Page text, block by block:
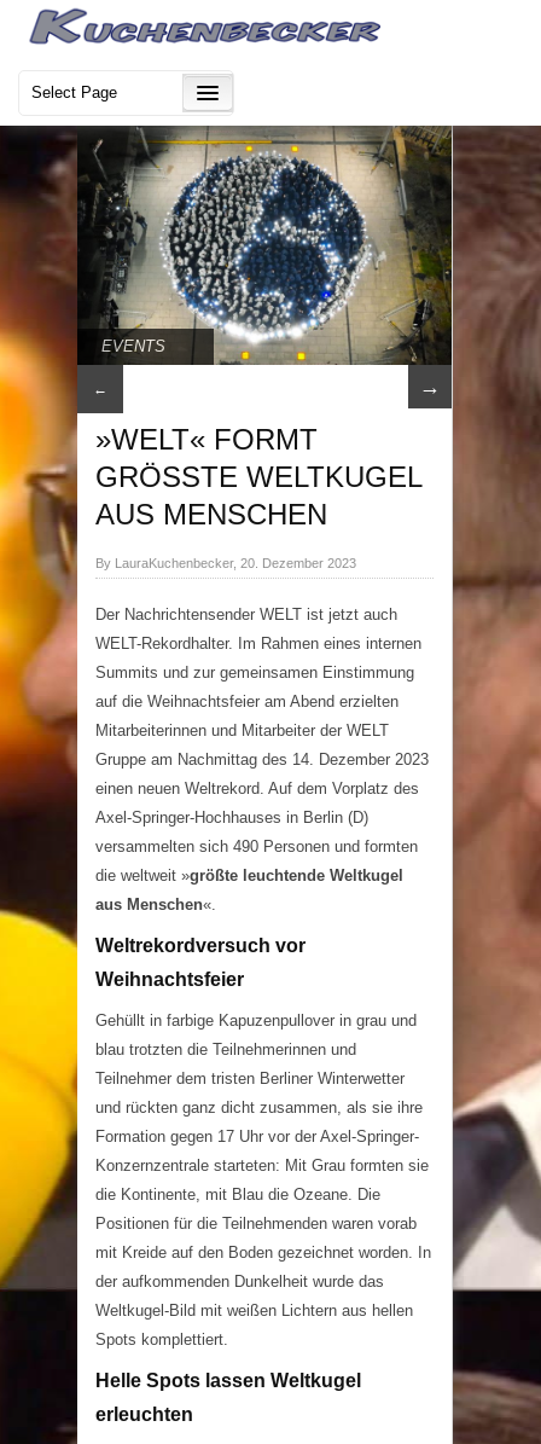
EVENTS
← →
»WELT« FORMT
GRÖSSTE WELTKUGEL
AUS MENSCHEN
By LauraKuchenbecker, 20. Dezember 2023
Der Nachrichtensender WELT ist jetzt auch
WELT-Rekordhalter. Im Rahmen eines internen
Summits und zur gemeinsamen Einstimmung
auf die Weihnachtsfeier am Abend erzielten
Mitarbeiterinnen und Mitarbeiter der WELT
Gruppe am Nachmittag des 14. Dezember 2023
einen neuen Weltrekord. Auf dem Vorplatz des
Axel-Springer-Hochhauses in Berlin (D)
versammelten sich 490 Personen und formten
die weltweit »größte leuchtende Weltkugel
aus Menschen«.
Weltrekordversuch vor
Weihnachtsfeier
Gehüllt in farbige Kapuzenpullover in grau und
blau trotzten die Teilnehmerinnen und
Teilnehmer dem tristen Berliner Winterwetter
und rückten ganz dicht zusammen, als sie ihre
Formation gegen 17 Uhr vor der Axel-Springer-
Konzernzentrale starteten: Mit Grau formten sie
die Kontinente, mit Blau die Ozeane. Die
Positionen für die Teilnehmenden waren vorab
mit Kreide auf den Boden gezeichnet worden. In
der aufkommenden Dunkelheit wurde das
Weltkugel-Bild mit weißen Lichtern aus hellen
Spots komplettiert.
Helle Spots lassen Weltkugel
erleuchten